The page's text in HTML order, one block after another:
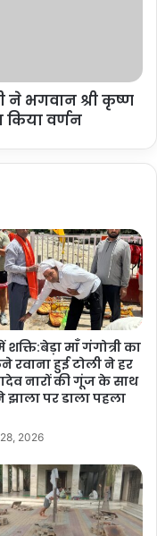
ने भगवान श्री कृष्ण
वर्णन
शक्ति:बेड़ा माँ गंगोत्री का
रवाना हुई टोली ने हर
नारों की गूंज के साथ
झाला पर डाला पहला
2026